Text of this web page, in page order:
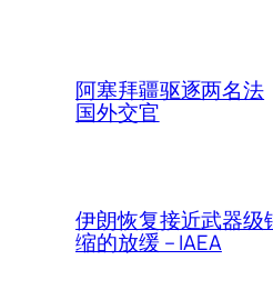
阿塞拜疆驱逐两名法
国外交官
伊朗恢复接近武器级
缩的放缓 – IAEA